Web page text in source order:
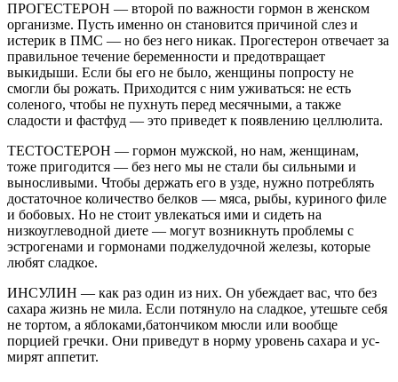
ПРОГЕСТЕРОН — второй по важно­сти гормон в жен­ском
организме. Пусть именно он становится причи­ной слез и
истерик в ПМС — но без не­го никак. Прогесте­рон отвечает за
правильное тече­ние беременности и предотвращает
выкидыши. Если бы его не было, женщины попросту не
смогли бы ро­жать. Приходится с ним уживаться: не есть
соленого, чтобы не пухнуть перед месячными, а также
сладости и фастфуд — это приведет к появле­нию целлюлита.
ТЕСТОСТЕРОН — гормон мужской, но нам, женщинам,
тоже пригодится — без него мы не ста­ли бы сильными и
выносливыми. Чтобы держать его в узде, нужно по­треблять
достаточ­ное количество белков — мяса, ры­бы, куриного филе
и бобовых. Но не стоит увлекаться ими и сидеть на
низкоуглеводной диете — могут воз­никнуть проблемы с
эстрогенами и гормонами подже­лудочной железы, которые
любят сладкое.
ИНСУЛИН — как раз один из них. Он убеждает вас, что без
сахара жизнь не мила. Если потянуло на сладкое, утешьте себя
не тортом, а яблоками,батон­чиком мюсли или вообще
порцией гречки. Они приве­дут в норму уро­вень сахара и ус­
мирят аппетит.